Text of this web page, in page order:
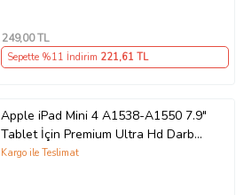
249,00 TL
Sepette %11 İndirim 221,61 TL
Apple iPad Mini 4 A1538-A1550 7.9"
Tablet İçin Premium Ultra Hd Darbe
Emici 9h Nano Ekran Koruyucu
Kargo ile Teslimat